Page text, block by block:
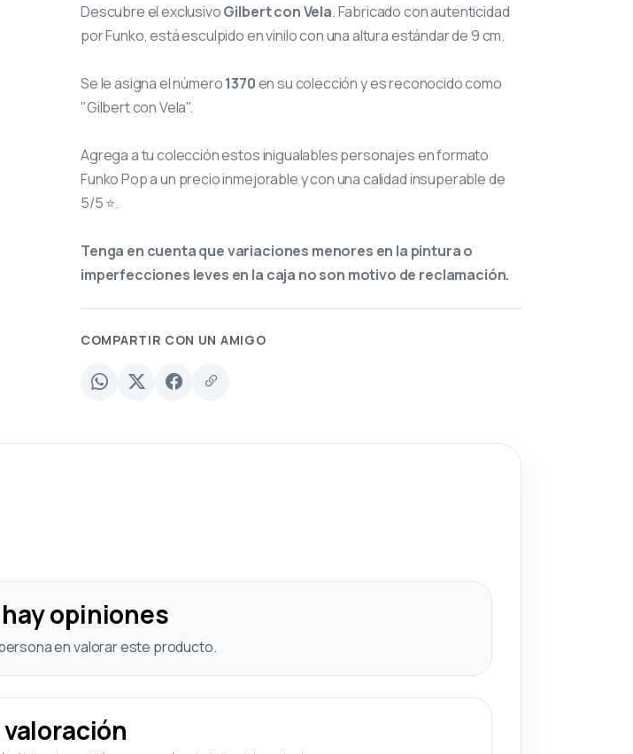
Descubre el exclusivoGilbert con Vela. Fabricado con autenticidad
por Funko, está esculpido en vinilo con una altura estándar de 9 cm.
Se le asigna el número1370en su colección y es reconocido como
"Gilbert con Vela".
Agrega a tu colección estos inigualables personajes en formato
Funko Pop a un precio inmejorable y con una calidad insuperable de
5/5 ⭐.
Tenga en cuenta que variaciones menores en la pintura o
imperfecciones leves en la caja no son motivo de reclamación.
COMPARTIR CON UN AMIGO
opiniones
en valorar este producto.